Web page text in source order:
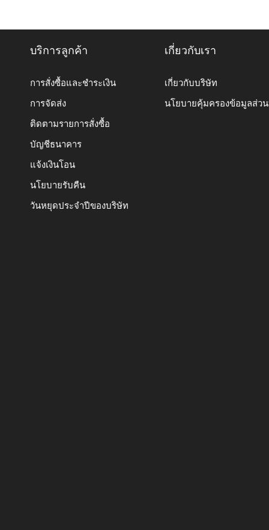
บริการลูกค้า
การสั่งซื้อและชำระเงิน
การจัดส่ง
ติดตามรายการสั่งซื้อ
บัญชีธนาคาร
แจ้งเงินโอน
นโยบายรับคืน
วันหยุดประจำปีของบริษัท
เกี่ยวกับเรา
เกี่ยวกับบริษัท
นโยบายคุ้มครองข้อมูลส่ว